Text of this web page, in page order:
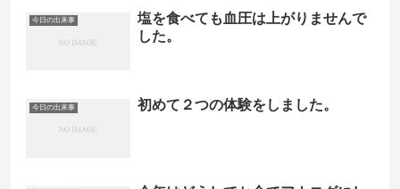
今日の出来事
塩を食べても血圧は上がりませんで
した。
今日の出来事 初めて２つの体験をしました。